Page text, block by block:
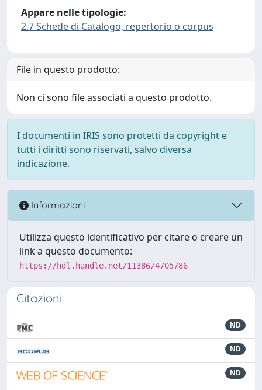
Appare nelle tipologie:
2.7 Schede di Catalogo, repertorio o corpus
File in questo prodotto:
Non ci sono file associati a questo prodotto.
I documenti in IRIS sono protetti da copyright e
tutti i diritti sono riservati, salvo diversa
indicazione.
Informazioni
Utilizza questo identificativo per citare o creare un
link a questo documento:
https://hdl.handle.net/11386/4705786
Citazioni
ND
ND
ND